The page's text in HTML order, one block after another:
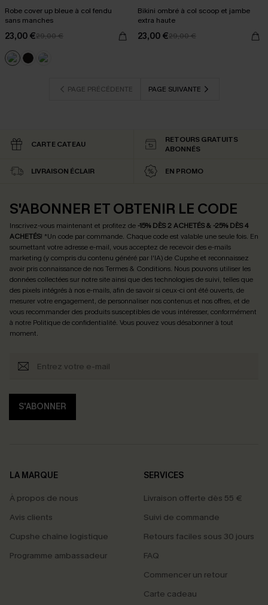
Robe cover up bleue à col fendu
sans manches
23,00 €29,00 €
Bikini ombré à col scoop et jambe
extra haute
23,00 €29,00 €
PAGE PRÉCÉDENTE PAGE SUIVANTE
CARTE CATEAU
RETOURS GRATUITS
ABONNÉS
LIVRAISON ÉCLAIR EN PROMO
S'ABONNER ET OBTENIR LE CODE
Inscrivez-vous maintenant et profitez de -15% DÈS 2 ACHETÉS & -25% DÈS 4
ACHETÉS! *Un code par commande. Chaque code est valable une seule fois. En
soumettant votre adresse e-mail, vous acceptez de recevoir des e-mails
marketing (y compris du contenu généré par l'IA) de Cupshe et reconnaissez
avoir pris connaissance de nosTermes & Conditions. Nous pouvons utiliser les
données collectées sur notre site ainsi que des technologies de suivi, telles que
des pixels intégrés à nos e-mails, afin de savoir si ceux-ci ont été ouverts, de
mesurer votre engagement, de personnaliser nos contenus et nos offres, et de
vous recommander des produits susceptibles de vous intéresser, conformément
à notre Politique de confidentialité. Vous pouvez vous désabonner à tout
moment.
S'ABONNER
LA MARQUE
À propos de nous
Avis clients
Cupshe chaîne logistique
Programme ambassadeur
SERVICES
Livraison offerte dès 55 €
Suivi de commande
Retours faciles sous 30 jours
FAQ
Commencer un retour
Carte cadeau